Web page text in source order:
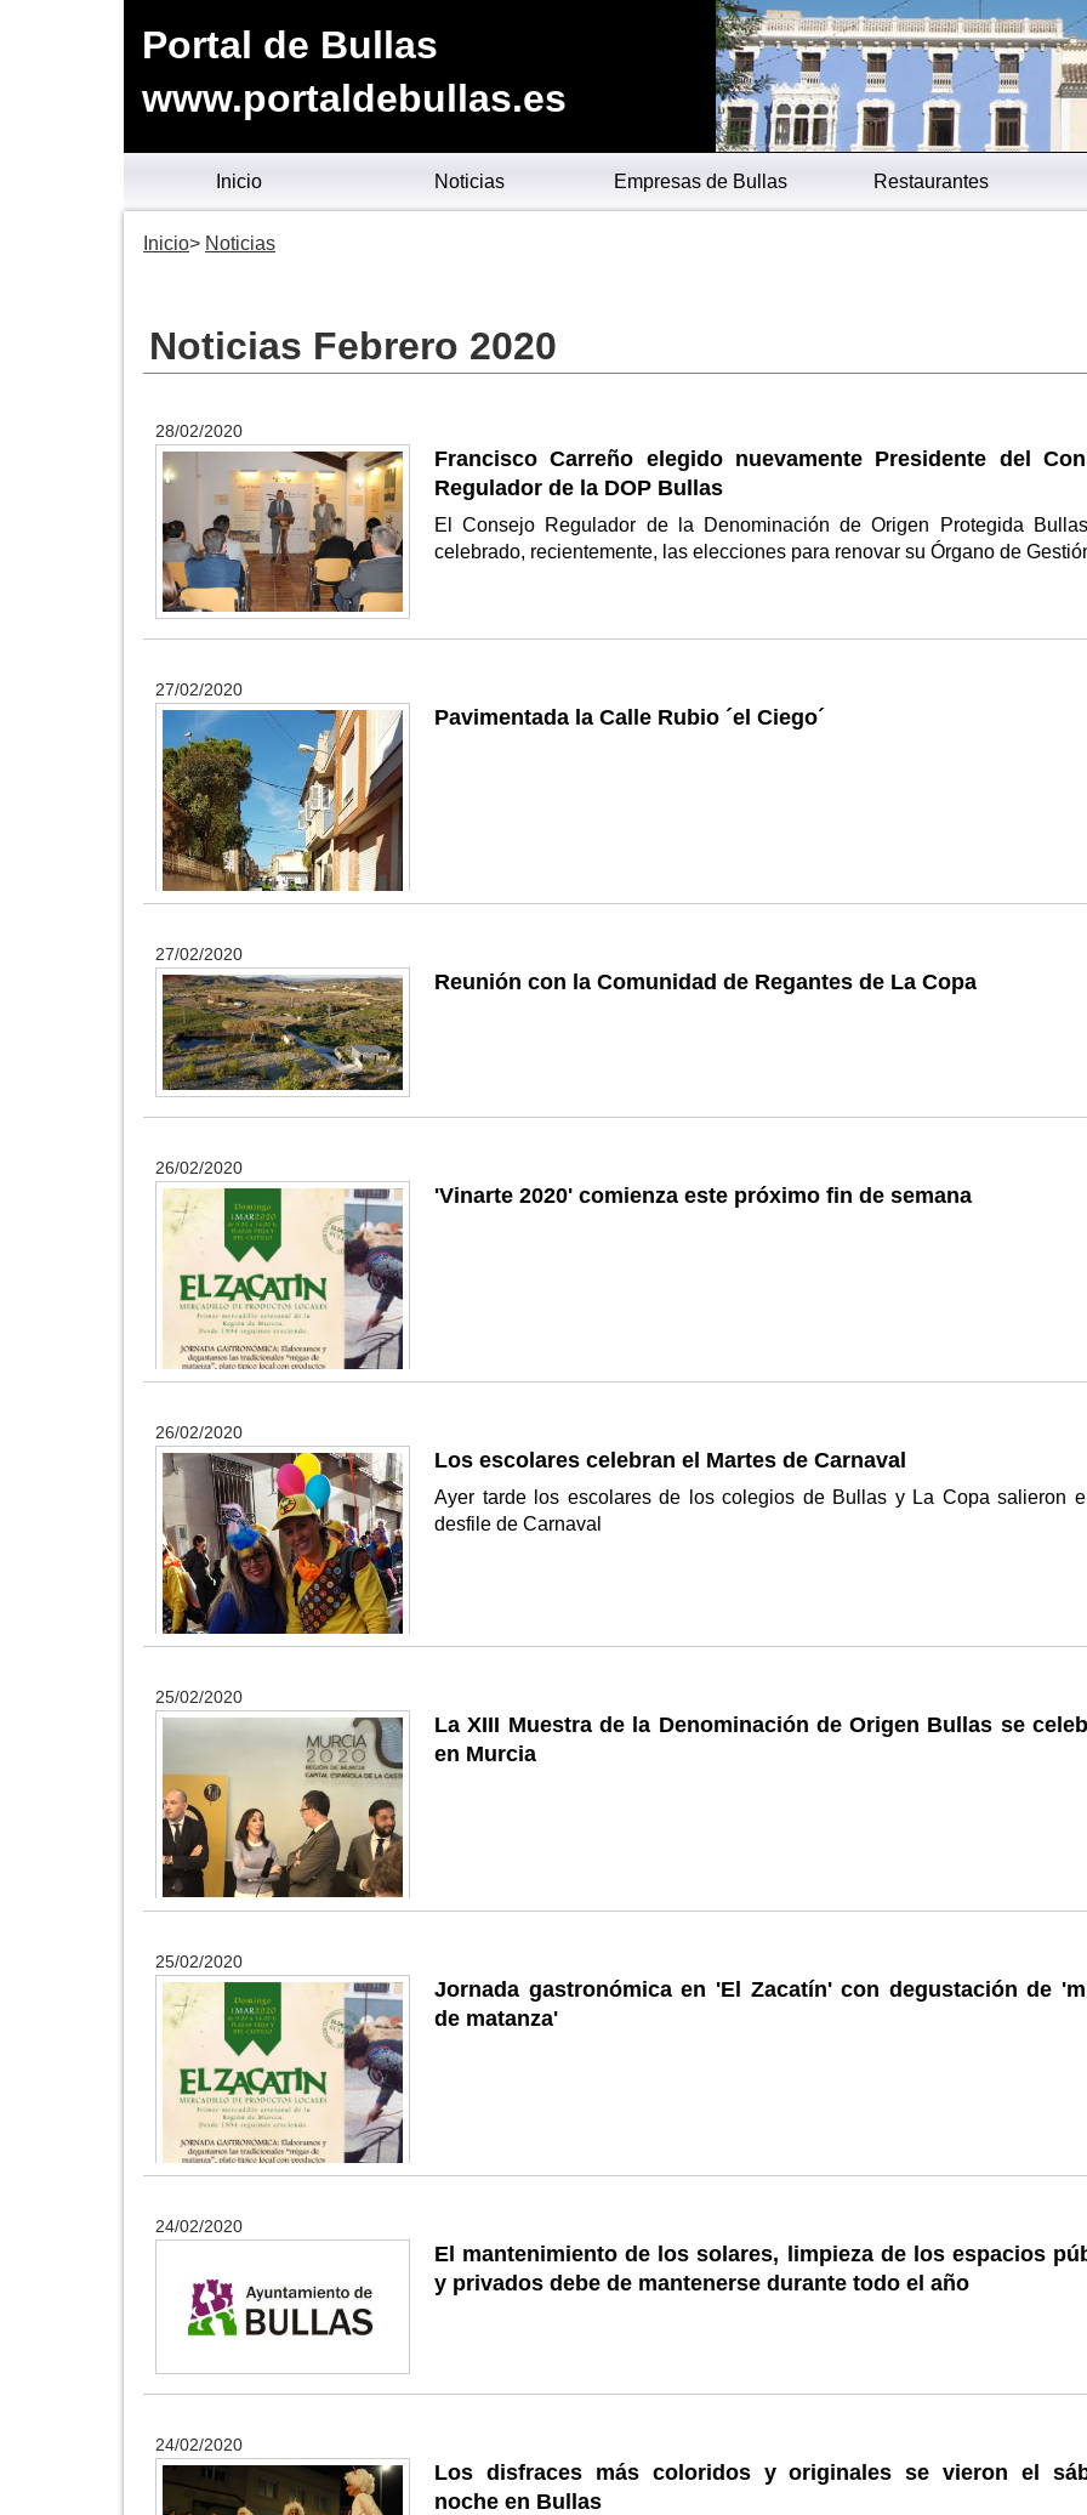
Portal de Bullas
www.portaldebullas.es
Inicio Noticias Empresas de Bullas Restaurantes
Inicio Noticias
Noticias Febrero 2020
28/02/2020
Francisco Carreño elegido nuevamente Presidente del
Regulador de la DOP Bullas
El Consejo Regulador de la Denominación de Origen Protegida
celebrado, recientemente, las elecciones para renovar su Órgano de
27/02/2020
Pavimentada la Calle Rubio ´el Ciego´
27/02/2020
Reunión con la Comunidad de Regantes de La Copa
26/02/2020
'Vinarte 2020' comienza este próximo fin de semana
26/02/2020
Los escolares celebran el Martes de Carnaval
Ayer tarde los escolares de los colegios de Bullas y La Copa salieron
desfile de Carnaval
25/02/2020
La XIII Muestra de la Denominación de Origen Bullas se
en Murcia
25/02/2020
Jornada gastronómica en 'El Zacatín' con degustación de
de matanza'
24/02/2020
El mantenimiento de los solares, limpieza de los espacios
y privados debe de mantenerse durante todo el año
24/02/2020
Los disfraces más coloridos y originales se vieron el
noche en Bullas